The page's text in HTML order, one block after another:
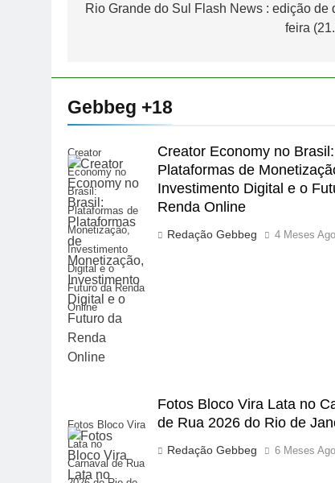
de
Rio Grande do Sul Flash News : edição de
feira
Gebbeg +18
Creator
Economy no
Brasil:
Plataformas de
Monetização,
Investimento
Digital e o
Futuro da Renda
Online
Creator Economy no Brasil:
Plataformas de
Investimento Digital e o
Renda Online
Redação Gebbeg 4 Meses Ago
Fotos Bloco Vira
Lata no
Carnaval de Rua
Fotos Bloco Vira Lata no
de Rua 2026 do Rio de
Redação Gebbeg 6 Meses Ago